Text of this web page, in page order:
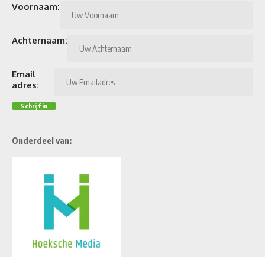
Voornaam:
Achternaam:
Email
adres:
Onderdeel van: